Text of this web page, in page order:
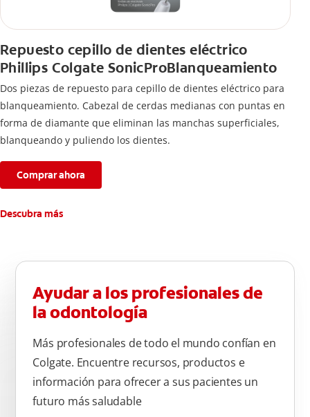
Repuesto cepillo de dientes eléctrico
Phillips Colgate SonicProBlanqueamiento
Dos piezas de repuesto para cepillo de dientes eléctrico para
blanqueamiento. Cabezal de cerdas medianas con puntas en
forma de diamante que eliminan las manchas superficiales,
blanqueando y puliendo los dientes.
Comprar ahora
Descubra más
Ayudar a los profesionales de
la odontología
Más profesionales de todo el mundo confían en
Colgate. Encuentre recursos, productos e
información para ofrecer a sus pacientes un
futuro más saludable